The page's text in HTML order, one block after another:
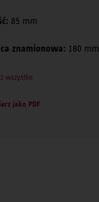
85 mm
znamionowa: 180 mm
wszystko
jako PDF